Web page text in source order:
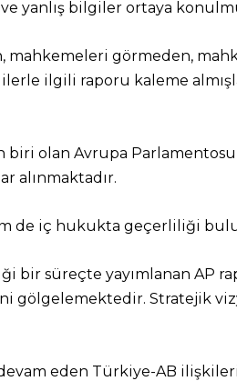
ve yanlış bilgiler ortaya
görmeden,
ilgili raporu kaleme
olan Avrupa
alınmaktadır.
de iç hukukta geçerliliği
bir süreçte yayımlanan AP
gölgelemektedir. Stratejik
eden Türkiye-AB